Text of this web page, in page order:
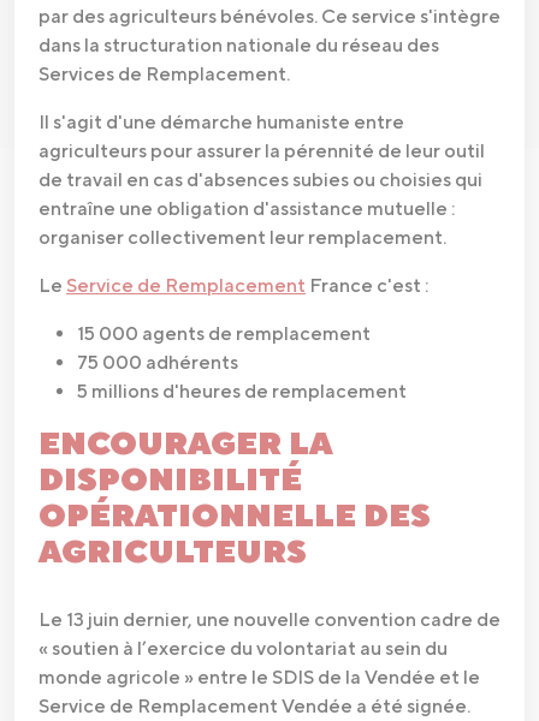
par des agriculteurs bénévoles. Ce service s'intègre
dans la structuration nationale du réseau des
Services de Remplacement.
Il s'agit d'une démarche humaniste entre
agriculteurs pour assurer la pérennité de leur outil
de travail en cas d'absences subies ou choisies qui
entraîne une obligation d'assistance mutuelle :
organiser collectivement leur remplacement.
Le Service de Remplacement France c'est :
15 000 agents de remplacement
75 000 adhérents
5 millions d'heures de remplacement
ENCOURAGER LA
DISPONIBILITÉ
OPÉRATIONNELLE DES
AGRICULTEURS
Le 13 juin dernier, une nouvelle convention cadre de
« soutien à l’exercice du volontariat au sein du
monde agricole » entre le SDIS de la Vendée et le
Service de Remplacement Vendée a été signée.